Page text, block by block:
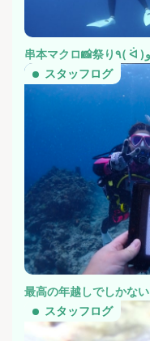
スタッフログ
最高の年越しでしかな
スタッフログ